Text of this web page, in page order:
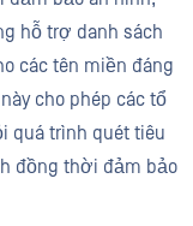
hỗ trợ danh sách
các tên miền đáng
cho phép các tổ
quá trình quét tiêu
đồng thời đảm bảo